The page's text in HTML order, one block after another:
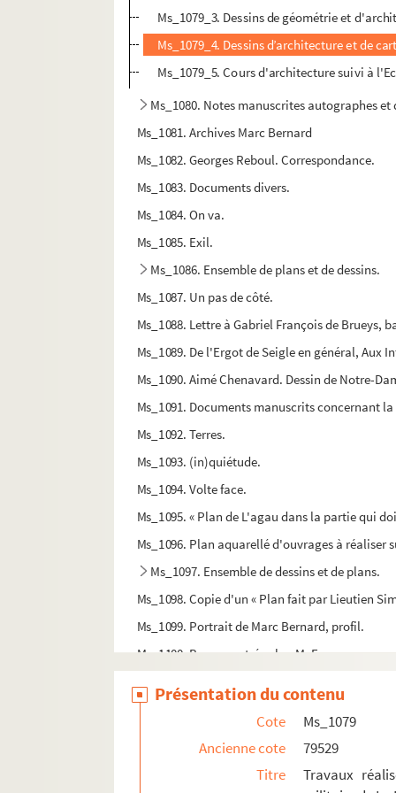
Ms_1079_3. Dessins de géométrie et
Ms_1079_4. Dessins d’architecture et de
Ms_1079_5. Cours d'architecture suivi à
Ms_1080. Notes manuscrites autographes
Ms_1081. Archives Marc Bernard
Ms_1082. Georges Reboul. Correspondance.
Ms_1083. Documents divers.
Ms_1084. On va.
Ms_1085. Exil.
Ms_1086. Ensemble de plans et de dessins.
Ms_1087. Un pas de côté.
Ms_1088. Lettre à Gabriel François de Brueys,
Ms_1089. De l'Ergot de Seigle en général, Aux
Ms_1090. Aimé Chenavard. Dessin de Notre-
Ms_1091. Documents manuscrits concernant
Ms_1092. Terres.
Ms_1093. (in)quiétude.
Ms_1094. Volte face.
Ms_1095. « Plan de L'agau dans la partie qui
Ms_1096. Plan aquarellé d'ouvrages à réaliser
Ms_1097. Ensemble de dessins et de plans.
Ms_1098. Copie d'un « Plan fait par Lieutien
Ms_1099. Portrait de Marc Bernard, profil.
Ms_1100. Bonne rentrée cher M. E.
Présentation du contenu
Cote
Ms_1079
Ancienne cote
79529
Titre
Travaux